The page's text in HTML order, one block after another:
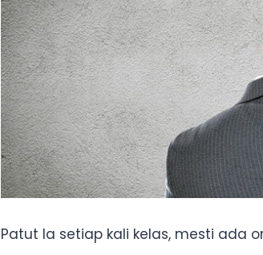
Patut la setiap kali kelas, mesti ada